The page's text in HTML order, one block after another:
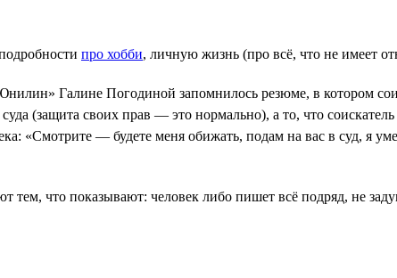
про хобби, личную жизнь (про всё, что не имеет
Галине Погодиной запомнилось резюме, в котором
(защита своих прав — это нормально), а то, что
«Смотрите — будете меня обижать, подам на вас в суд, я
что показывают: человек либо пишет всё подряд, не